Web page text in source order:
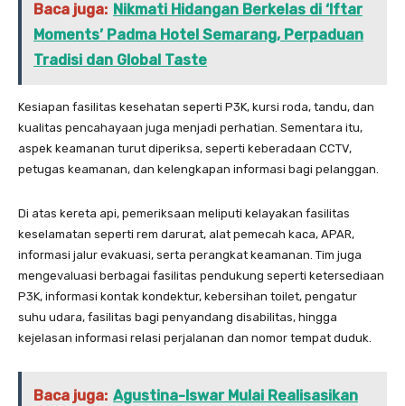
Baca juga: Nikmati Hidangan Berkelas di ‘Iftar
Moments’ Padma Hotel Semarang, Perpaduan
Tradisi dan Global Taste
Kesiapan fasilitas kesehatan seperti P3K, kursi roda, tandu, dan
kualitas pencahayaan juga menjadi perhatian. Sementara itu,
aspek keamanan turut diperiksa, seperti keberadaan CCTV,
petugas keamanan, dan kelengkapan informasi bagi pelanggan.
Di atas kereta api, pemeriksaan meliputi kelayakan fasilitas
keselamatan seperti rem darurat, alat pemecah kaca, APAR,
informasi jalur evakuasi, serta perangkat keamanan. Tim juga
mengevaluasi berbagai fasilitas pendukung seperti ketersediaan
P3K, informasi kontak kondektur, kebersihan toilet, pengatur
suhu udara, fasilitas bagi penyandang disabilitas, hingga
kejelasan informasi relasi perjalanan dan nomor tempat duduk.
Baca juga: Agustina-Iswar Mulai Realisasikan